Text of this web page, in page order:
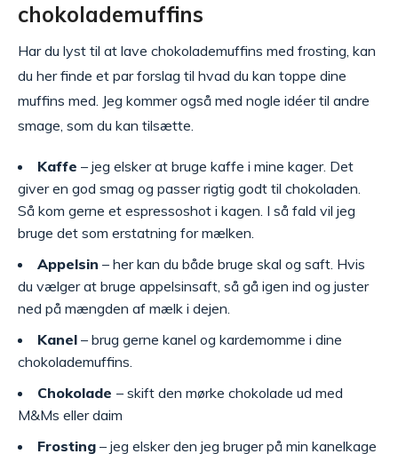
chokolademuffins
Har du lyst til at lave chokolademuffins med frosting, kan
du her finde et par forslag til hvad du kan toppe dine
muffins med. Jeg kommer også med nogle idéer til andre
smage, som du kan tilsætte.
Kaffe – jeg elsker at bruge kaffe i mine kager. Det
giver en god smag og passer rigtig godt til chokoladen.
Så kom gerne et espressoshot i kagen. I så fald vil jeg
bruge det som erstatning for mælken.
Appelsin – her kan du både bruge skal og saft. Hvis
du vælger at bruge appelsinsaft, så gå igen ind og juster
ned på mængden af mælk i dejen.
Kanel – brug gerne kanel og kardemomme i dine
chokolademuffins.
Chokolade – skift den mørke chokolade ud med
M&Ms eller daim
Frosting – jeg elsker den jeg bruger på min kanelkage